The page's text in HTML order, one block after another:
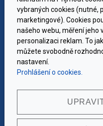
KONTAKT
+420 605 755 557
vd@deltech.cz
Vladimír Dvouletý -
DELTECH
vybraných cookies (nutné,
marketingové). Cookies
našeho webu, měření jeho
personalizaci reklam. To
můžete svobodně
nastavení.
Prohlášení o cookies.